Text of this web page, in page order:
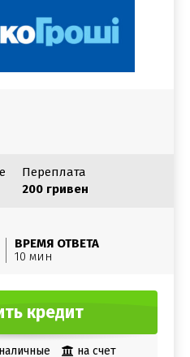
Переплата
200 гривен
ВРЕМЯ ОТВЕТА
10 мин
кредит
наличные
на счет